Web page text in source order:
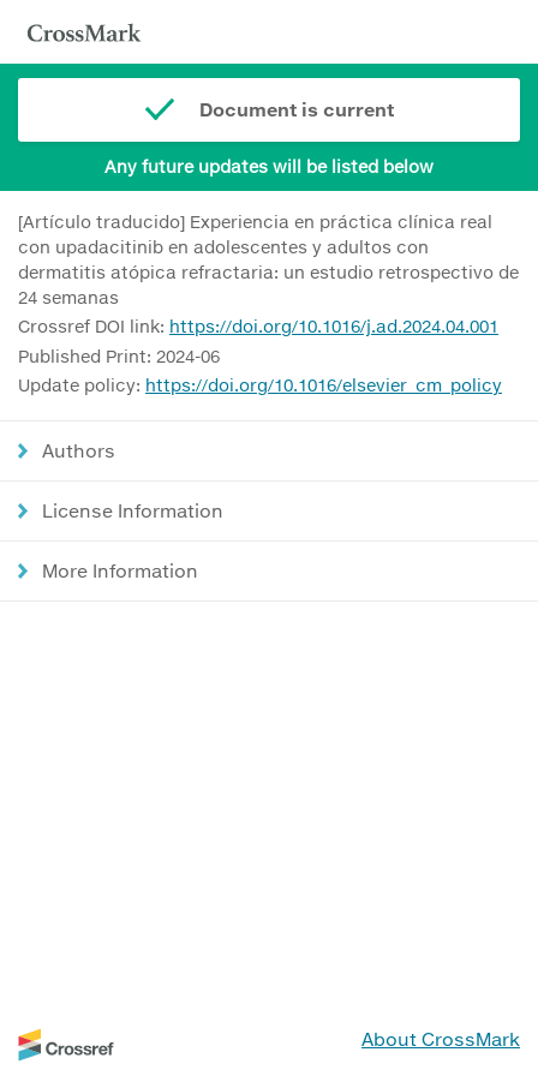
Document is current
Any future updates will be listed below
[Artículo traducido] Experiencia en práctica clínica real
con upadacitinib en adolescentes y adultos con
dermatitis atópica refractaria: un estudio retrospectivo de
24 semanas
Crossref DOI link: https://doi.org/10.1016/j.ad.2024.04.001
Published Print: 2024-06
Update policy: https://doi.org/10.1016/elsevier_cm_policy
Authors
License Information
More Information
About CrossMark